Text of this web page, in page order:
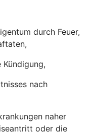
durch Feuer,
nach
naher
oder die